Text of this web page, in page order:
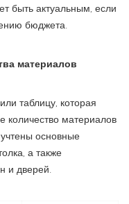
быть актуальным, если
бюджета.
материалов
таблицу, которая
количество материалов
основные
а также
и дверей.